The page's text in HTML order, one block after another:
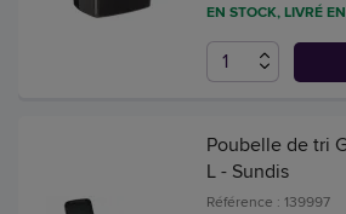
EN STOCK, LIVRÉ
Poubelle de tri
L - Sundis
Référence : 139997